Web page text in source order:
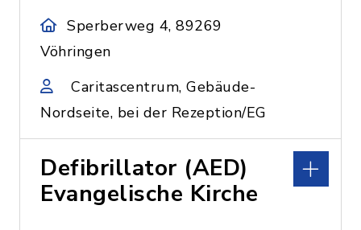
Sperberweg 4, 89269
Vöhringen
Caritascentrum, Gebäude-
Nordseite, bei der Rezeption/EG
Defibrillator (AED)
Evangelische Kirche